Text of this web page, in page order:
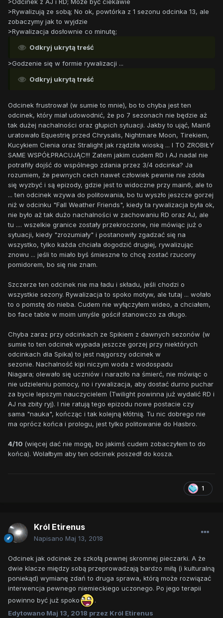
>Odcinek z AJ i RD; Może być ciekawie
>Rywalizują ze sobą; No ok, powtórka z 1 sezonu odcinka 13, ale
zobaczymy jak to wyjdzie
>Rywalizacja dosłownie co minutę;
Odkryj ukrytą treść
>Godzenie się w formie rywalizacji ...
Odkryj ukrytą treść
Odcinek frustrował (w sumie to mnie), bo to chyba jest ten
odcinek, który miał udowodnić, że po 7 sezonach nie będzie aż
tak dużej nachalności oraz głupich sytuacji. Jakby to ująć, Main6
uratowało Equestrię przed Chrysalis, Nightmare Moon, Tirekiem,
Kucykiem Cienia oraz Stralight jak rządziła wioską ... I TO ZROBIŁY
SAME WSPÓŁPRACUJĄC!!! Zatem jakim cudem RD i AJ nadal nie
potrafiły dojść do wspólnego zdania przez 3/4 odcinka? Ja
rozumiem, że pewnych cech nawet człowiek pewnie nie zdoła
się wyzbyć i są epizody, gdzie jest to widoczne przy main6, ale to
... ten odcinek wzywa do politowania, bo tu wyszło jeszcze gorzej
niż w odcinku "Fall Weather Friends", kiedy ta rywalizacja była ok,
nie było aż tak dużo nachalności w zachowaniu RD oraz AJ, ale
tu .... wszelkie granice zostały przekroczone, nie mówiąc już o
sytuacji, kiedy "zrozumiały" i postanowiły zgadzać się na
wszystko, tylko każda chciała dogodzić drugiej, rywalizując
znowu ... jeśli to miało byś śmieszne to chcę zostać rzucony
pomidorem, bo się nie znam.
Szczerze ten odcinek nie ma ładu i składu, jeśli chodzi o
wszystkie sezony. Rywalizacja to spoko motyw, ale tutaj ... wołało
to o pomstę do nieba. Cudem nie wyłączyłem wideo, a chciałem,
bo face table w moim umyśle gościł stanowczo za długo.
Chyba zaraz przy odcinkach ze Spikiem z dawnych sezonów (w
sumie to ten odcinek wypada jeszcze gorzej przy niektórych
odcinkach dla Spika) to jest najgorszy odcinek w
sezonie. Nachalność kipi niczym woda z wodospadu
Niagara; olewało się uczniów i naraziło na śmierć, nie mówiąc o
nie udzieleniu pomocy, no i rywalizacja, aby dostać durno puchar
za bycie lepszym nauczycielem (Twilight powinna już wydalić RD i
AJ na zbity ryj). I nie ratują tego epizodu nowe postacie czy
sama "nauka", kończąc i tak kolejną kłótnią. Tu nic dobrego nie
ma oprócz końca i prologu, jest tylko politowanie do Hasbro.
4/10 (więcej dać nie mogę, bo jakimś cudem zobaczyłem to do
końca). Wolałbym aby ten odcinek poszedł do kosza.
1
Król Etirenus
Napisano Maj 13, 2018
Odcinek jak odcinek ze szkołą pewnej skromnej pieczarki. A że
dwie klacze między sobą przeprowadzają bardzo miłą (i kulturalną
poniekąd) wymianę zdań to druga sprawa, którą może rozwiązać
interwencja pewnego niemieckiego uczonego. Po jego terapii
powinno być już spoko
.
Edytowano Maj 13, 2018 przez Król Etirenus